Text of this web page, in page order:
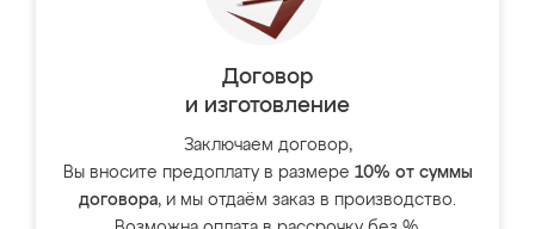
Договор
и изготовление
Заключаем договор,
Вы вносите предоплату в размере 10% от суммы
договора, и мы отдаём заказ в производство.